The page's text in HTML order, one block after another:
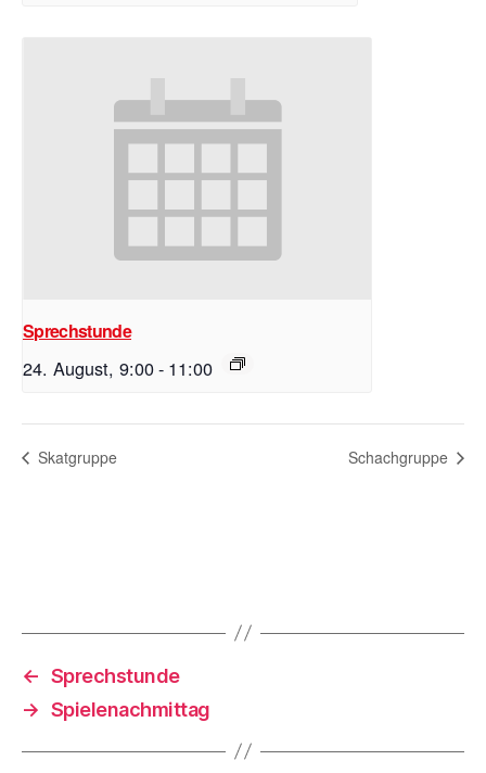
Sprechstunde
24. August, 9:00- 11:00
Skatgruppe Schachgruppe
← Sprechstunde
→ Spielenachmittag